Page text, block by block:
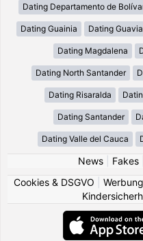
Dating Departamento de
Dating Guainia Dating
Dating Magdalena
Dating North Santander
Dating Risaralda
Dating Santander
Dating Valle del Cauca
News| Fakes|
Cookies & DSGVO
Werbung